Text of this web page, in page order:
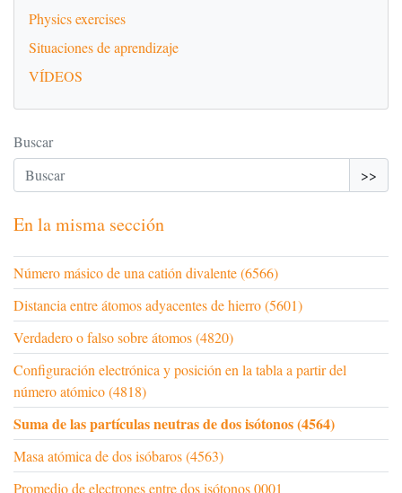
Physics exercises
Situaciones de aprendizaje
VÍDEOS
Buscar
>>
En la misma sección
Número másico de una catión divalente (6566)
Distancia entre átomos adyacentes de hierro (5601)
Verdadero o falso sobre átomos (4820)
Configuración electrónica y posición en la tabla a partir del
número atómico (4818)
Suma de las partículas neutras de dos isótonos (4564)
Masa atómica de dos isóbaros (4563)
Promedio de electrones entre dos isótonos 0001